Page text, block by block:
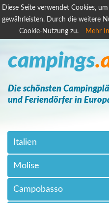
Diese Seite verwendet Cookies,
gewährleisten. Durch die weitere
Cookie-Nutzung zu.
Mehr
campings
Die schönsten
und Feriendörfer in
Italien
Molise
Campobasso